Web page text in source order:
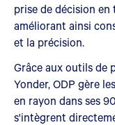
prise de décision en
améliorant ainsi
et la précision.
Grâce aux outils de
Yonder, ODP gère
en rayon dans ses
s'intègrent